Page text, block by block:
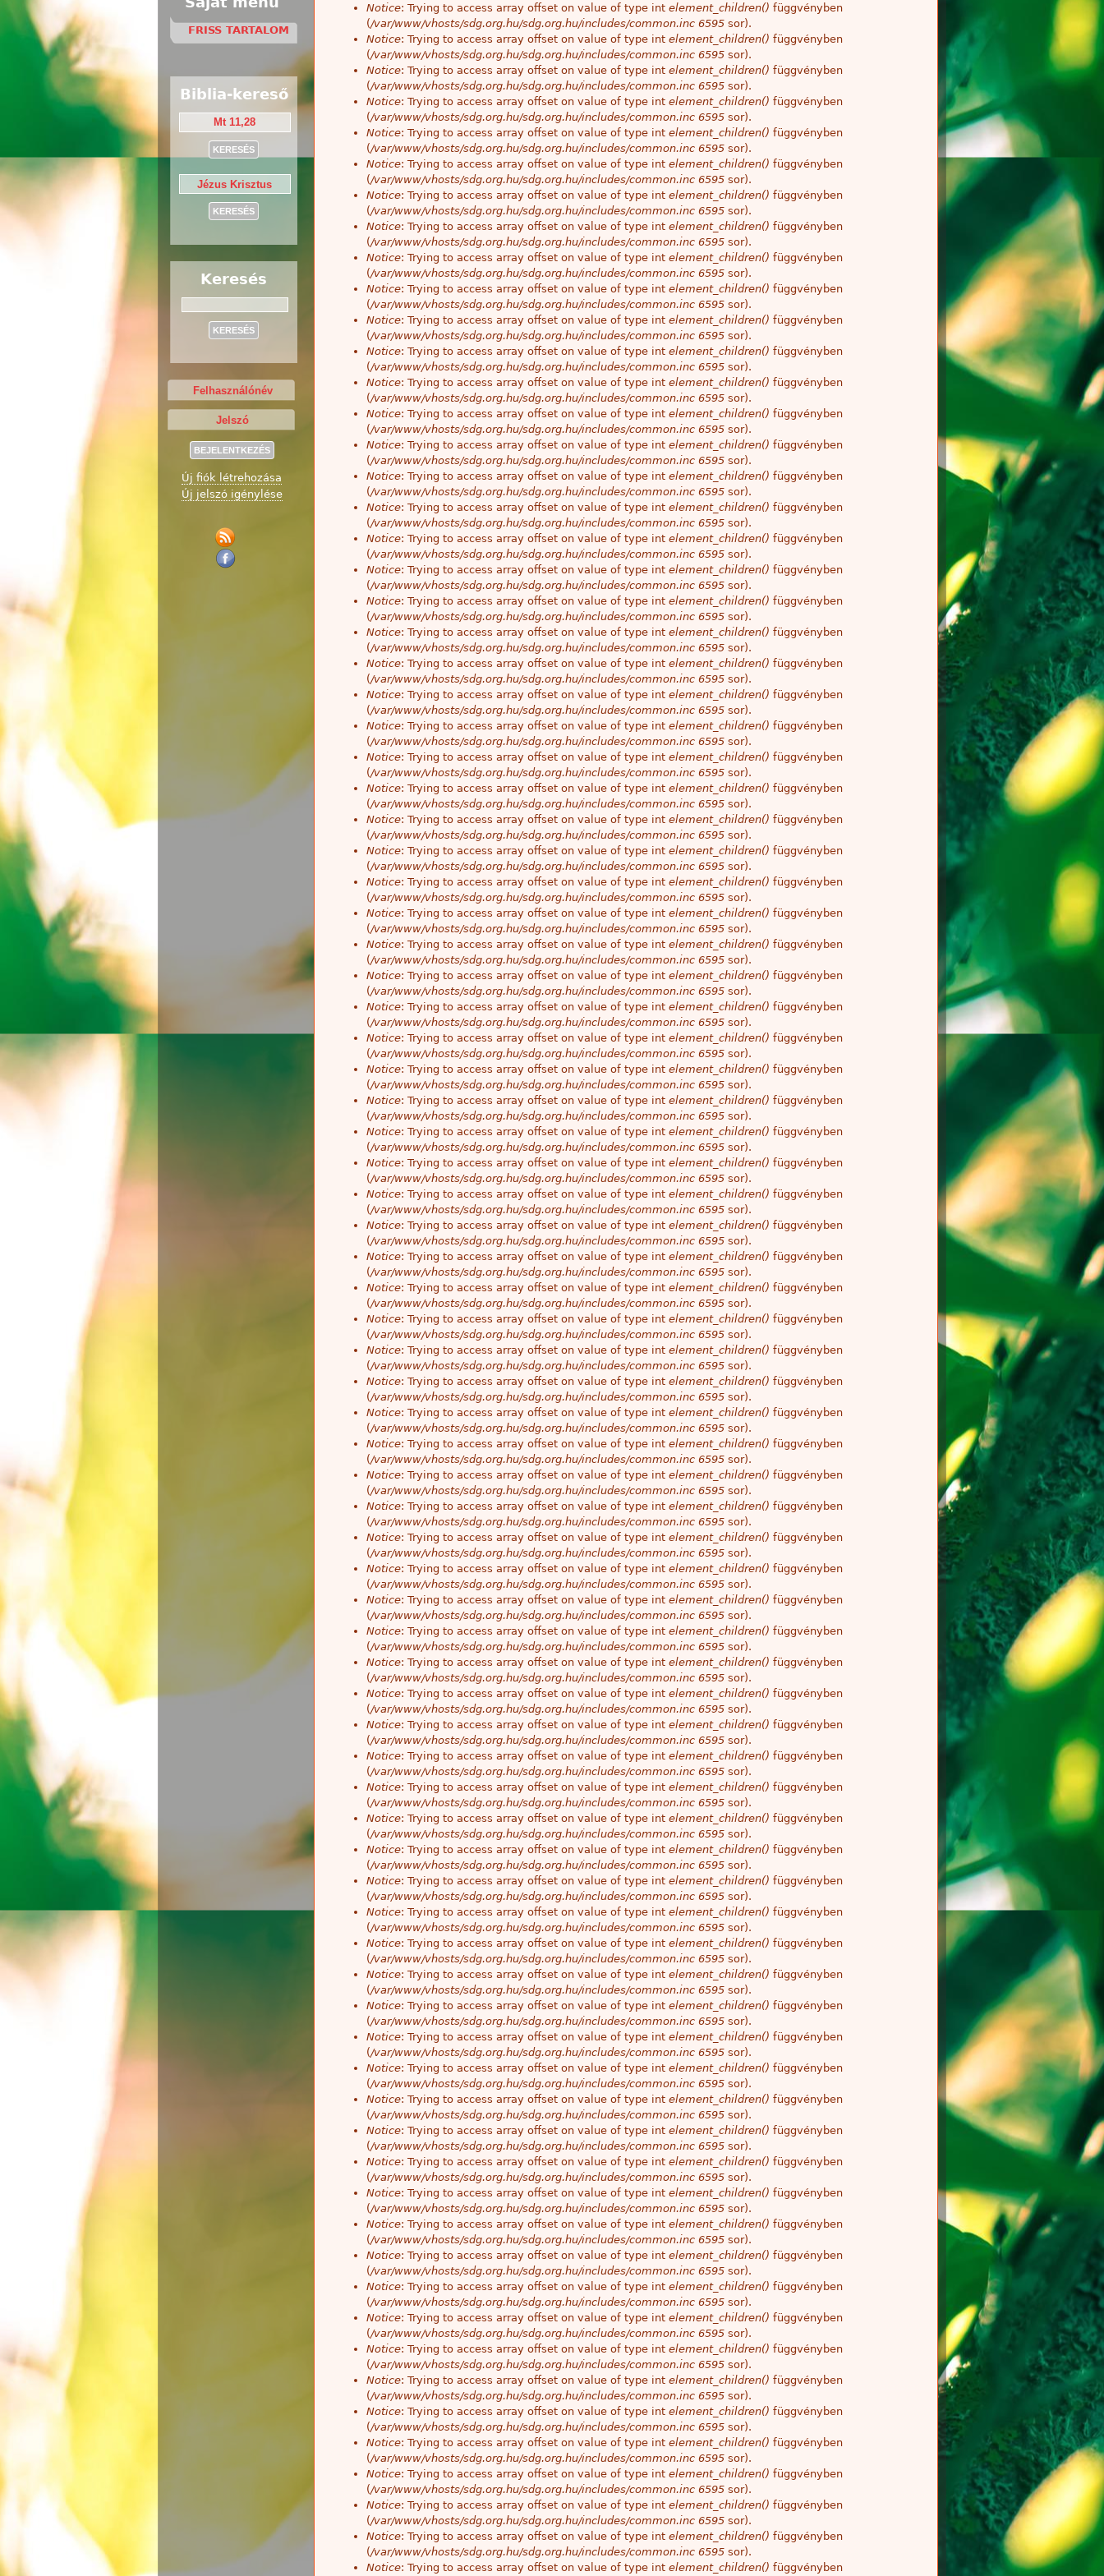
Notice: Trying to access array offset on value of type int element_children() függvényben
(/var/www/vhosts/sdg.org.hu/sdg.org.hu/includes/common.inc 6595 sor).
Notice: Trying to access array offset on value of type int element_children() függvényben
(/var/www/vhosts/sdg.org.hu/sdg.org.hu/includes/common.inc 6595 sor).
Notice: Trying to access array offset on value of type int element_children() függvényben
(/var/www/vhosts/sdg.org.hu/sdg.org.hu/includes/common.inc 6595 sor).
Notice: Trying to access array offset on value of type int element_children() függvényben
(/var/www/vhosts/sdg.org.hu/sdg.org.hu/includes/common.inc 6595 sor).
Notice: Trying to access array offset on value of type int element_children() függvényben
(/var/www/vhosts/sdg.org.hu/sdg.org.hu/includes/common.inc 6595 sor).
Notice: Trying to access array offset on value of type int element_children() függvényben
(/var/www/vhosts/sdg.org.hu/sdg.org.hu/includes/common.inc 6595 sor).
Notice: Trying to access array offset on value of type int element_children() függvényben
(/var/www/vhosts/sdg.org.hu/sdg.org.hu/includes/common.inc 6595 sor).
Notice: Trying to access array offset on value of type int element_children() függvényben
(/var/www/vhosts/sdg.org.hu/sdg.org.hu/includes/common.inc 6595 sor).
Notice: Trying to access array offset on value of type int element_children() függvényben
(/var/www/vhosts/sdg.org.hu/sdg.org.hu/includes/common.inc 6595 sor).
Notice: Trying to access array offset on value of type int element_children() függvényben
(/var/www/vhosts/sdg.org.hu/sdg.org.hu/includes/common.inc 6595 sor).
Notice: Trying to access array offset on value of type int element_children() függvényben
(/var/www/vhosts/sdg.org.hu/sdg.org.hu/includes/common.inc 6595 sor).
Notice: Trying to access array offset on value of type int element_children() függvényben
(/var/www/vhosts/sdg.org.hu/sdg.org.hu/includes/common.inc 6595 sor).
Notice: Trying to access array offset on value of type int element_children() függvényben
(/var/www/vhosts/sdg.org.hu/sdg.org.hu/includes/common.inc 6595 sor).
Notice: Trying to access array offset on value of type int element_children() függvényben
(/var/www/vhosts/sdg.org.hu/sdg.org.hu/includes/common.inc 6595 sor).
Notice: Trying to access array offset on value of type int element_children() függvényben
(/var/www/vhosts/sdg.org.hu/sdg.org.hu/includes/common.inc 6595 sor).
Notice: Trying to access array offset on value of type int element_children() függvényben
(/var/www/vhosts/sdg.org.hu/sdg.org.hu/includes/common.inc 6595 sor).
Notice: Trying to access array offset on value of type int element_children() függvényben
(/var/www/vhosts/sdg.org.hu/sdg.org.hu/includes/common.inc 6595 sor).
Notice: Trying to access array offset on value of type int element_children() függvényben
(/var/www/vhosts/sdg.org.hu/sdg.org.hu/includes/common.inc 6595 sor).
Notice: Trying to access array offset on value of type int element_children() függvényben
(/var/www/vhosts/sdg.org.hu/sdg.org.hu/includes/common.inc 6595 sor).
Notice: Trying to access array offset on value of type int element_children() függvényben
(/var/www/vhosts/sdg.org.hu/sdg.org.hu/includes/common.inc 6595 sor).
Notice: Trying to access array offset on value of type int element_children() függvényben
(/var/www/vhosts/sdg.org.hu/sdg.org.hu/includes/common.inc 6595 sor).
Notice: Trying to access array offset on value of type int element_children() függvényben
(/var/www/vhosts/sdg.org.hu/sdg.org.hu/includes/common.inc 6595 sor).
Notice: Trying to access array offset on value of type int element_children() függvényben
(/var/www/vhosts/sdg.org.hu/sdg.org.hu/includes/common.inc 6595 sor).
Notice: Trying to access array offset on value of type int element_children() függvényben
(/var/www/vhosts/sdg.org.hu/sdg.org.hu/includes/common.inc 6595 sor).
Notice: Trying to access array offset on value of type int element_children() függvényben
(/var/www/vhosts/sdg.org.hu/sdg.org.hu/includes/common.inc 6595 sor).
Notice: Trying to access array offset on value of type int element_children() függvényben
(/var/www/vhosts/sdg.org.hu/sdg.org.hu/includes/common.inc 6595 sor).
Notice: Trying to access array offset on value of type int element_children() függvényben
(/var/www/vhosts/sdg.org.hu/sdg.org.hu/includes/common.inc 6595 sor).
Notice: Trying to access array offset on value of type int element_children() függvényben
(/var/www/vhosts/sdg.org.hu/sdg.org.hu/includes/common.inc 6595 sor).
Notice: Trying to access array offset on value of type int element_children() függvényben
(/var/www/vhosts/sdg.org.hu/sdg.org.hu/includes/common.inc 6595 sor).
Notice: Trying to access array offset on value of type int element_children() függvényben
(/var/www/vhosts/sdg.org.hu/sdg.org.hu/includes/common.inc 6595 sor).
Notice: Trying to access array offset on value of type int element_children() függvényben
(/var/www/vhosts/sdg.org.hu/sdg.org.hu/includes/common.inc 6595 sor).
Notice: Trying to access array offset on value of type int element_children() függvényben
(/var/www/vhosts/sdg.org.hu/sdg.org.hu/includes/common.inc 6595 sor).
Notice: Trying to access array offset on value of type int element_children() függvényben
(/var/www/vhosts/sdg.org.hu/sdg.org.hu/includes/common.inc 6595 sor).
Notice: Trying to access array offset on value of type int element_children() függvényben
(/var/www/vhosts/sdg.org.hu/sdg.org.hu/includes/common.inc 6595 sor).
Notice: Trying to access array offset on value of type int element_children() függvényben
(/var/www/vhosts/sdg.org.hu/sdg.org.hu/includes/common.inc 6595 sor).
Notice: Trying to access array offset on value of type int element_children() függvényben
(/var/www/vhosts/sdg.org.hu/sdg.org.hu/includes/common.inc 6595 sor).
Notice: Trying to access array offset on value of type int element_children() függvényben
(/var/www/vhosts/sdg.org.hu/sdg.org.hu/includes/common.inc 6595 sor).
Notice: Trying to access array offset on value of type int element_children() függvényben
(/var/www/vhosts/sdg.org.hu/sdg.org.hu/includes/common.inc 6595 sor).
Notice: Trying to access array offset on value of type int element_children() függvényben
(/var/www/vhosts/sdg.org.hu/sdg.org.hu/includes/common.inc 6595 sor).
Notice: Trying to access array offset on value of type int element_children() függvényben
(/var/www/vhosts/sdg.org.hu/sdg.org.hu/includes/common.inc 6595 sor).
Notice: Trying to access array offset on value of type int element_children() függvényben
(/var/www/vhosts/sdg.org.hu/sdg.org.hu/includes/common.inc 6595 sor).
Notice: Trying to access array offset on value of type int element_children() függvényben
(/var/www/vhosts/sdg.org.hu/sdg.org.hu/includes/common.inc 6595 sor).
Notice: Trying to access array offset on value of type int element_children() függvényben
(/var/www/vhosts/sdg.org.hu/sdg.org.hu/includes/common.inc 6595 sor).
Notice: Trying to access array offset on value of type int element_children() függvényben
(/var/www/vhosts/sdg.org.hu/sdg.org.hu/includes/common.inc 6595 sor).
Notice: Trying to access array offset on value of type int element_children() függvényben
(/var/www/vhosts/sdg.org.hu/sdg.org.hu/includes/common.inc 6595 sor).
Notice: Trying to access array offset on value of type int element_children() függvényben
(/var/www/vhosts/sdg.org.hu/sdg.org.hu/includes/common.inc 6595 sor).
Notice: Trying to access array offset on value of type int element_children() függvényben
(/var/www/vhosts/sdg.org.hu/sdg.org.hu/includes/common.inc 6595 sor).
Notice: Trying to access array offset on value of type int element_children() függvényben
(/var/www/vhosts/sdg.org.hu/sdg.org.hu/includes/common.inc 6595 sor).
Notice: Trying to access array offset on value of type int element_children() függvényben
(/var/www/vhosts/sdg.org.hu/sdg.org.hu/includes/common.inc 6595 sor).
Notice: Trying to access array offset on value of type int element_children() függvényben
(/var/www/vhosts/sdg.org.hu/sdg.org.hu/includes/common.inc 6595 sor).
Notice: Trying to access array offset on value of type int element_children() függvényben
(/var/www/vhosts/sdg.org.hu/sdg.org.hu/includes/common.inc 6595 sor).
Notice: Trying to access array offset on value of type int element_children() függvényben
(/var/www/vhosts/sdg.org.hu/sdg.org.hu/includes/common.inc 6595 sor).
Notice: Trying to access array offset on value of type int element_children() függvényben
(/var/www/vhosts/sdg.org.hu/sdg.org.hu/includes/common.inc 6595 sor).
Notice: Trying to access array offset on value of type int element_children() függvényben
(/var/www/vhosts/sdg.org.hu/sdg.org.hu/includes/common.inc 6595 sor).
Notice: Trying to access array offset on value of type int element_children() függvényben
(/var/www/vhosts/sdg.org.hu/sdg.org.hu/includes/common.inc 6595 sor).
Notice: Trying to access array offset on value of type int element_children() függvényben
(/var/www/vhosts/sdg.org.hu/sdg.org.hu/includes/common.inc 6595 sor).
Notice: Trying to access array offset on value of type int element_children() függvényben
(/var/www/vhosts/sdg.org.hu/sdg.org.hu/includes/common.inc 6595 sor).
Notice: Trying to access array offset on value of type int element_children() függvényben
(/var/www/vhosts/sdg.org.hu/sdg.org.hu/includes/common.inc 6595 sor).
Notice: Trying to access array offset on value of type int element_children() függvényben
(/var/www/vhosts/sdg.org.hu/sdg.org.hu/includes/common.inc 6595 sor).
Notice: Trying to access array offset on value of type int element_children() függvényben
(/var/www/vhosts/sdg.org.hu/sdg.org.hu/includes/common.inc 6595 sor).
Notice: Trying to access array offset on value of type int element_children() függvényben
(/var/www/vhosts/sdg.org.hu/sdg.org.hu/includes/common.inc 6595 sor).
Notice: Trying to access array offset on value of type int element_children() függvényben
(/var/www/vhosts/sdg.org.hu/sdg.org.hu/includes/common.inc 6595 sor).
Notice: Trying to access array offset on value of type int element_children() függvényben
(/var/www/vhosts/sdg.org.hu/sdg.org.hu/includes/common.inc 6595 sor).
Notice: Trying to access array offset on value of type int element_children() függvényben
(/var/www/vhosts/sdg.org.hu/sdg.org.hu/includes/common.inc 6595 sor).
Notice: Trying to access array offset on value of type int element_children() függvényben
(/var/www/vhosts/sdg.org.hu/sdg.org.hu/includes/common.inc 6595 sor).
Notice: Trying to access array offset on value of type int element_children() függvényben
(/var/www/vhosts/sdg.org.hu/sdg.org.hu/includes/common.inc 6595 sor).
Notice: Trying to access array offset on value of type int element_children() függvényben
(/var/www/vhosts/sdg.org.hu/sdg.org.hu/includes/common.inc 6595 sor).
Notice: Trying to access array offset on value of type int element_children() függvényben
(/var/www/vhosts/sdg.org.hu/sdg.org.hu/includes/common.inc 6595 sor).
Notice: Trying to access array offset on value of type int element_children() függvényben
(/var/www/vhosts/sdg.org.hu/sdg.org.hu/includes/common.inc 6595 sor).
Notice: Trying to access array offset on value of type int element_children() függvényben
(/var/www/vhosts/sdg.org.hu/sdg.org.hu/includes/common.inc 6595 sor).
Notice: Trying to access array offset on value of type int element_children() függvényben
(/var/www/vhosts/sdg.org.hu/sdg.org.hu/includes/common.inc 6595 sor).
Notice: Trying to access array offset on value of type int element_children() függvényben
(/var/www/vhosts/sdg.org.hu/sdg.org.hu/includes/common.inc 6595 sor).
Notice: Trying to access array offset on value of type int element_children() függvényben
(/var/www/vhosts/sdg.org.hu/sdg.org.hu/includes/common.inc 6595 sor).
Notice: Trying to access array offset on value of type int element_children() függvényben
(/var/www/vhosts/sdg.org.hu/sdg.org.hu/includes/common.inc 6595 sor).
Notice: Trying to access array offset on value of type int element_children() függvényben
(/var/www/vhosts/sdg.org.hu/sdg.org.hu/includes/common.inc 6595 sor).
Notice: Trying to access array offset on value of type int element_children() függvényben
(/var/www/vhosts/sdg.org.hu/sdg.org.hu/includes/common.inc 6595 sor).
Notice: Trying to access array offset on value of type int element_children() függvényben
(/var/www/vhosts/sdg.org.hu/sdg.org.hu/includes/common.inc 6595 sor).
Notice: Trying to access array offset on value of type int element_children() függvényben
(/var/www/vhosts/sdg.org.hu/sdg.org.hu/includes/common.inc 6595 sor).
Notice: Trying to access array offset on value of type int element_children() függvényben
(/var/www/vhosts/sdg.org.hu/sdg.org.hu/includes/common.inc 6595 sor).
Notice: Trying to access array offset on value of type int element_children() függvényben
(/var/www/vhosts/sdg.org.hu/sdg.org.hu/includes/common.inc 6595 sor).
Notice: Trying to access array offset on value of type int element_children() függvényben
(/var/www/vhosts/sdg.org.hu/sdg.org.hu/includes/common.inc 6595 sor).
Notice: Trying to access array offset on value of type int element_children() függvényben
(/var/www/vhosts/sdg.org.hu/sdg.org.hu/includes/common.inc 6595 sor).
Notice: Trying to access array offset on value of type int element_children() függvényben
FRISS TARTALOM
Biblia-kereső
Keresés
Új fiók létrehozása
Új jelszó igénylése